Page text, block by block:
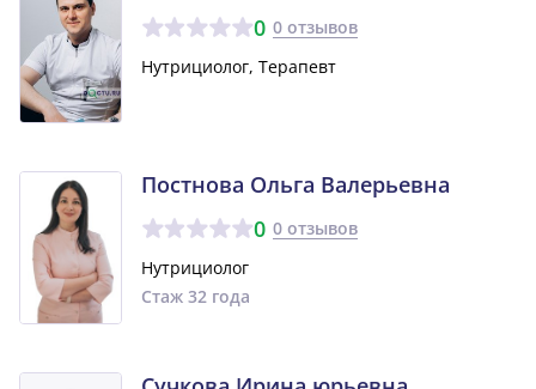
0 0 отзывов
Нутрициолог, Терапевт
Постнова Ольга Валерьевна
0 0 отзывов
Нутрициолог
Стаж 32 года